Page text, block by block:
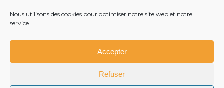
Nous utilisons des cookies pour optimiser notre site web et notre
service.
Accepter
Refuser
Les Pops
Polynie – création 2022
FR